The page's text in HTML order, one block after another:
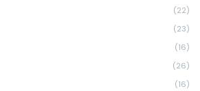
(22)
(23)
(16)
(26)
(16)